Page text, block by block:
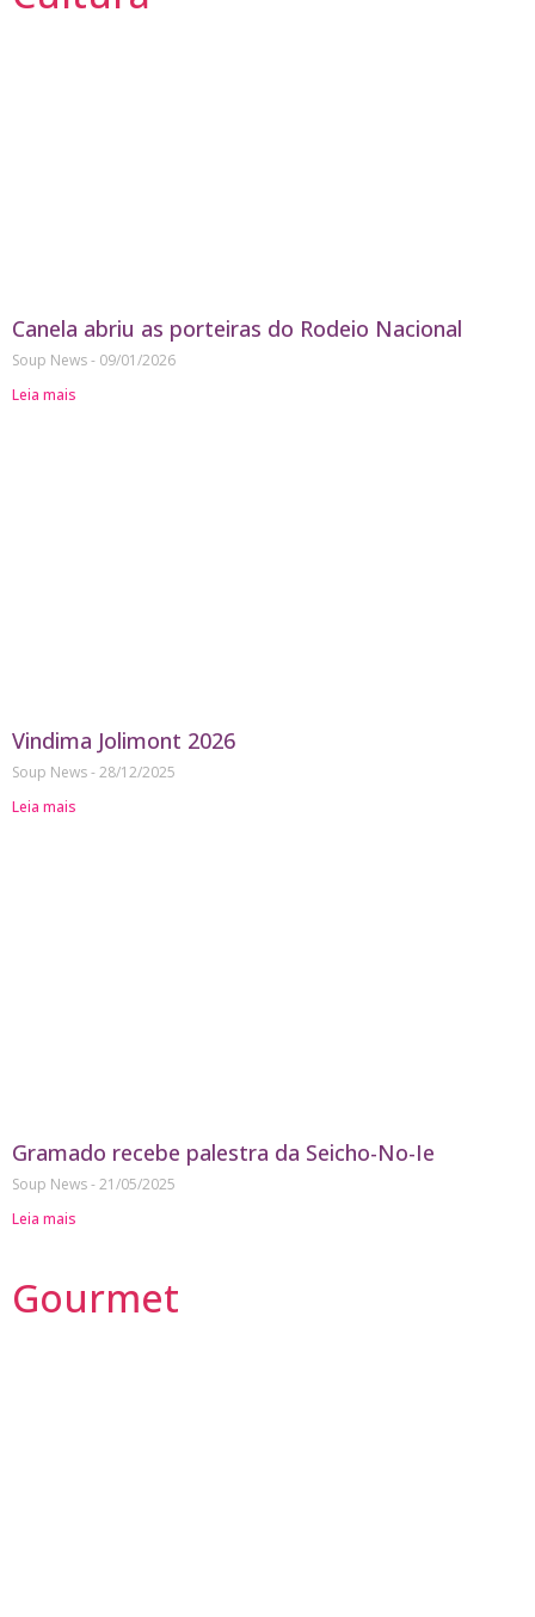
Canela abriu as porteiras do Rodeio Nacional
Soup News
09/01/2026
Leia mais
Vindima Jolimont 2026
Soup News 28/12/2025
Leia mais
Gramado recebe palestra da Seicho-No-Ie
Soup News 21/05/2025
Leia mais
Gourmet